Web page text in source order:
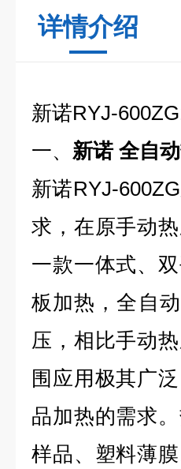
详情介绍
新诺RYJ-
一、 新诺 全自
新诺RYJ-
求，在原手动
一款一体式、
板加热，全自
压，相比手动
围应用极其广
品加热的需求
样品、塑料薄